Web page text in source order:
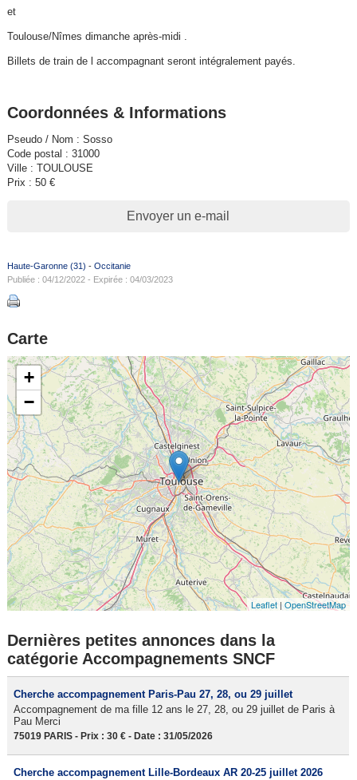
et
Toulouse/Nîmes dimanche après-midi .
Billets de train de l accompagnant seront intégralement payés.
Coordonnées & Informations
Pseudo / Nom : Sosso
Code postal : 31000
Ville : TOULOUSE
Prix : 50 €
Envoyer un e-mail
Haute-Garonne (31) - Occitanie
Publiée : 04/12/2022 - Expirée : 04/03/2023
Carte
+
−
Leaflet |OpenStreetMap
Dernières petites annonces dans la
catégorie Accompagnements SNCF
Cherche accompagnement Paris-Pau 27, 28, ou 29 juillet
Accompagnement de ma fille 12 ans le 27, 28, ou 29 juillet de Paris à
Pau Merci
75019 PARIS - Prix : 30 € - Date : 31/05/2026
Cherche accompagnement Lille-Bordeaux AR 20-25 juillet 2026